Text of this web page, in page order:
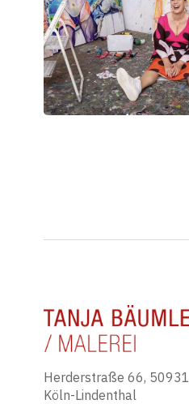
Herderstraße 66, 50931
Köln-Lindenthal